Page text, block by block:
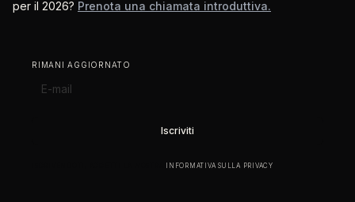
per il 2026? Prenota una chiamata introduttiva.
RIMANI AGGIORNATO
INFORMATIVA SULLA PRIVACY